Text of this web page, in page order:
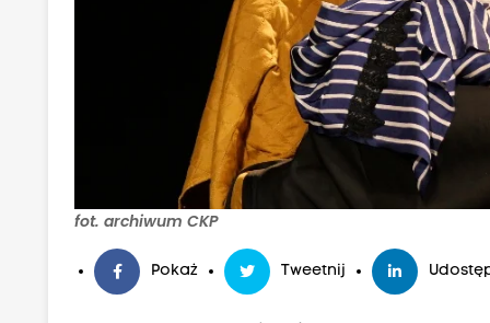
fot. archiwum CKP
Pokaż Tweetnij